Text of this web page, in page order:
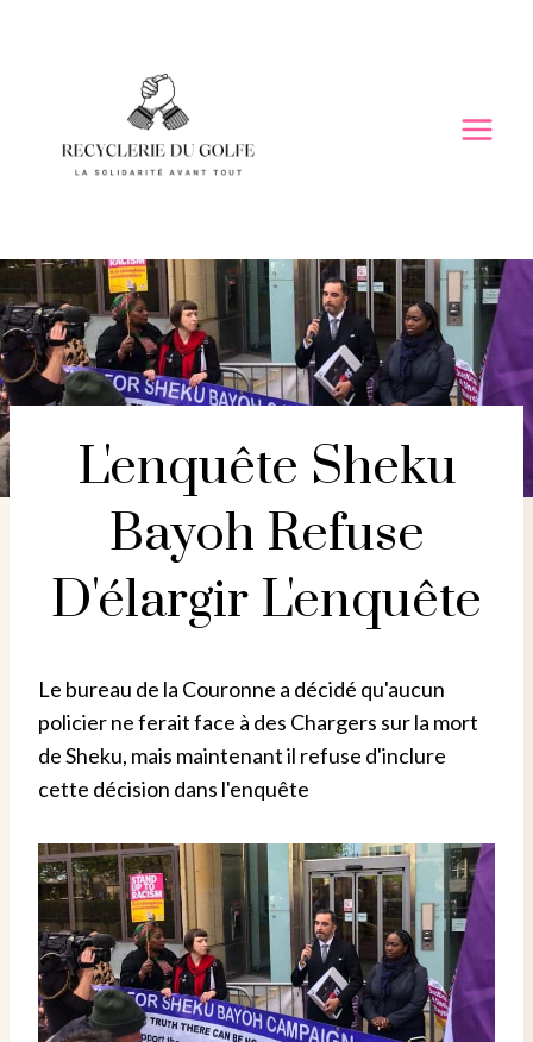
L'enquête Sheku
Bayoh Refuse
D'élargir L'enquête
Le bureau de la Couronne a décidé qu'aucun
policier ne ferait face à des Chargers sur la mort
de Sheku, mais maintenant il refuse d'inclure
cette décision dans l'enquête